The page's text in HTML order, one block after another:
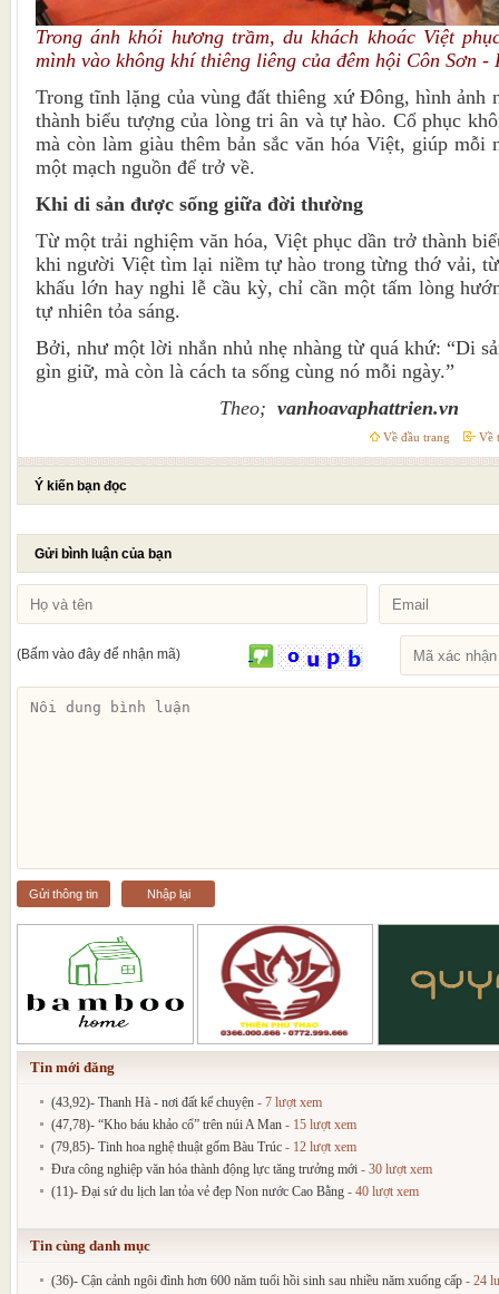
Trong ánh khói hương trầm, du khách khoác Việt
mình vào không khí thiêng liêng của đêm hội Côn Sơn -
Trong tĩnh lặng của vùng đất thiêng xứ Đông, hình ảnh
thành biểu tượng của lòng tri ân và tự hào. Cổ phục
mà còn làm giàu thêm bản sắc văn hóa Việt, giúp
một mạch nguồn để trở về.
Khi di sản được sống giữa đời thường
Từ một trải nghiệm văn hóa, Việt phục dần trở thành
khi người Việt tìm lại niềm tự hào trong từng thớ vải,
khấu lớn hay nghi lễ cầu kỳ, chỉ cần một tấm lòng
tự nhiên tỏa sáng.
Bởi, như một lời nhắn nhủ nhẹ nhàng từ quá khứ: “Di
gìn giữ, mà còn là cách ta sống cùng nó mỗi ngày.”
Theo; vanhoavaphattrien.vn
Về đầu trang Về
Ý kiến bạn đọc
Gửi bình luận của bạn
(Bấm vào đây để nhận mã)
Gửi thông tin Nhập lại
Tin mới đăng
(43,92)- Thanh Hà - nơi đất kể chuyện - 7 lượt xem
(47,78)- “Kho báu khảo cổ” trên núi A Man - 15 lượt xem
(79,85)- Tinh hoa nghệ thuật gốm Bàu Trúc - 12 lượt xem
Đưa công nghiệp văn hóa thành động lực tăng trưởng mới - 30 lượt xem
(11)- Đại sứ du lịch lan tỏa vẻ đẹp Non nước Cao Bằng - 40 lượt xem
Tin cùng danh mục
(36)- Cận cảnh ngôi đình hơn 600 năm tuổi hồi sinh sau nhiều năm xuống cấp - 24